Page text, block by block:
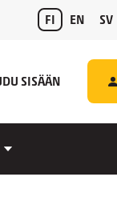
FI EN SV
SISÄÄN